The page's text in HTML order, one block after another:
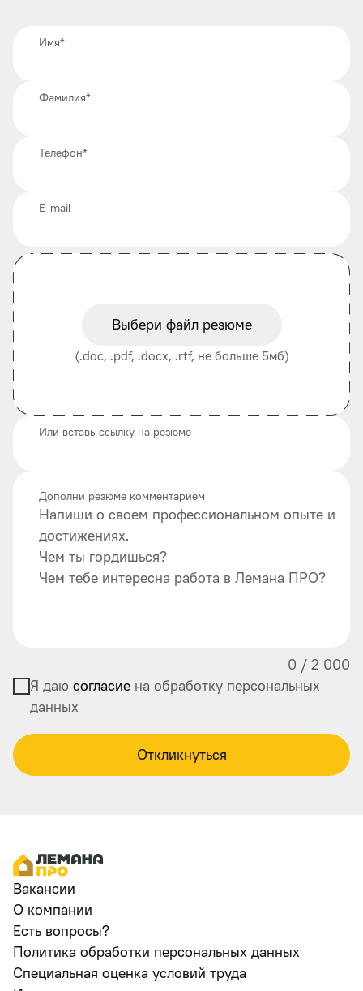
Имя*
Фамилия*
Телефон*
E-mail
Выбери файл резюме
(.doc, .pdf, .docx, .rtf, не больше 5мб)
Или вставь ссылку на резюме
Напиши о своем профессиональном опыте и
достижениях.
Чем ты гордишься?
Чем тебе интересна работа в Лемана ПРО?
Дополни резюме комментарием
0 / 2 000
Я даю согласие на обработку персональных
данных
Откликнуться
Вакансии
О компании
Есть вопросы?
Политика обработки персональных данных
Специальная оценка условий труда